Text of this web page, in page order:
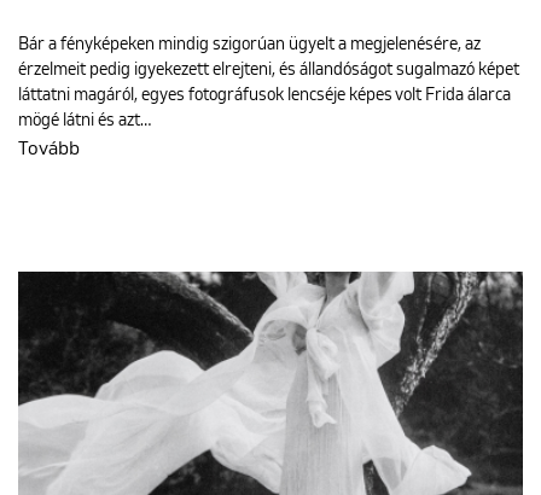
Bár a fényképeken mindig szigorúan ügyelt a megjelenésére, az
érzelmeit pedig igyekezett elrejteni, és állandóságot sugalmazó képet
láttatni magáról, egyes fotográfusok lencséje képes volt Frida álarca
mögé látni és azt…
Tovább